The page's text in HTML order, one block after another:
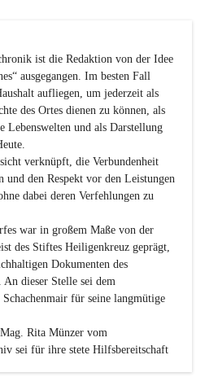
ist die Redaktion von der Idee
ausgegangen. Im besten Fall
aufliegen, um jederzeit als
des Ortes dienen zu können, als
Lebenswelten und als Darstellung
verknüpft, die Verbundenheit
und den Respekt vor den Leistungen
dabei deren Verfehlungen zu
war in großem Maße von der
des Stiftes Heiligenkreuz geprägt,
Dokumenten des
dieser Stelle sei dem
für seine langmütige
Rita Münzer vom
sei für ihre stete Hilfsbereitschaft